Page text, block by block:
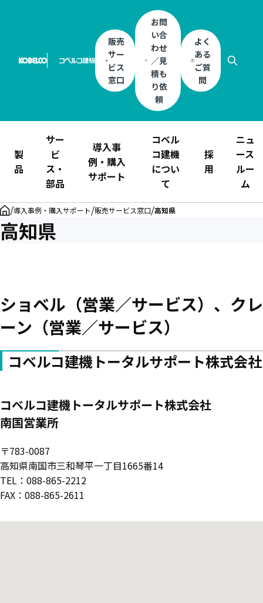
販売
サー
ビス
窓口
お問
い合
わせ
／見
積も
り依
頼
よく
ある
ご質
問
製
品
サー
ビ
ス・
部品
導入事
例・購入
サポート
コベル
コ建機
につい
て
採
用
ニュ
ース
ルー
ム
/導入事例・購入サポート/販売サービス窓口/高知県
高知県
ショベル（営業／サービス）、クレ
ーン（営業／サービス）
コベルコ建機トータルサポート株式会社
コベルコ建機トータルサポート株式会社
南国営業所
〒783-0087
高知県南国市三和琴平一丁目1665番14
TEL：088-865-2212
FAX：088-865-2611